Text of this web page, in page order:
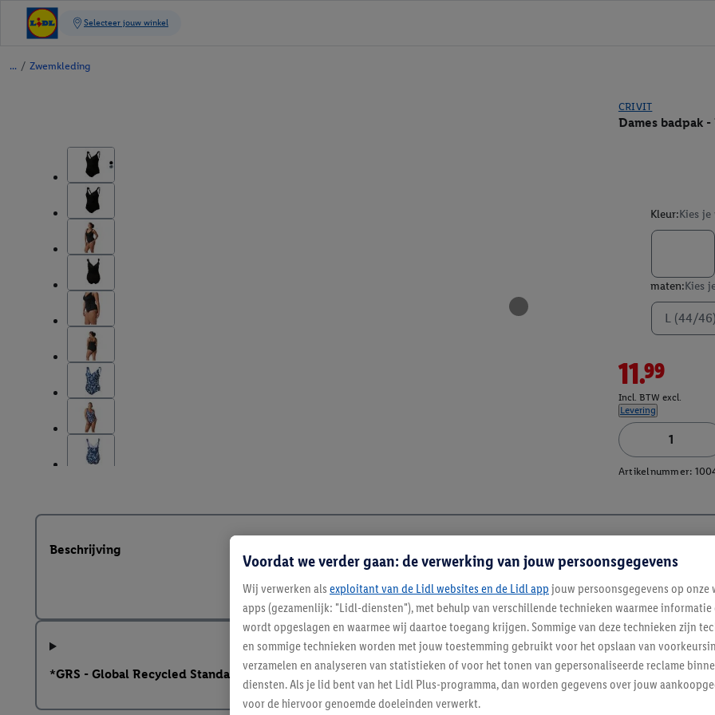
/ Zwemkleding
CRIVIT
Dames badpak -
Kleur:Kies
maten:Kies
L (44/46)
11.99
Incl. BTW excl.
Levering
Artikelnummer:
Beschrijving
*GRS - Global Recycled Standard
Voordat we verder gaan: de verwerking van jouw persoonsgegevens
Wij verwerken als exploitant van de Lidl websites en de Lidl app jouw persoonsgegevens op onze
apps (gezamenlijk: "Lidl-diensten"), met behulp van verschillende technieken waarmee
wordt opgeslagen en waarmee wij daartoe toegang krijgen. Sommige van deze technieken zijn
en sommige technieken worden met jouw toestemming gebruikt voor het opslaan van
verzamelen en analyseren van statistieken of voor het tonen van gepersonaliseerde reclame
diensten. Als je lid bent van het Lidl Plus-programma, dan worden gegevens over jouw
voor de hiervoor genoemde doeleinden verwerkt.